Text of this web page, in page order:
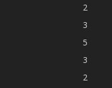
2
3
5
3
2